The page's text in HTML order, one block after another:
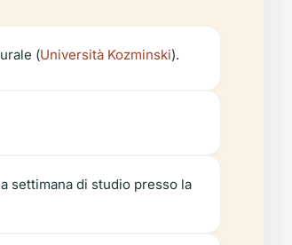
(Università Kozminski).
settimana di studio presso la